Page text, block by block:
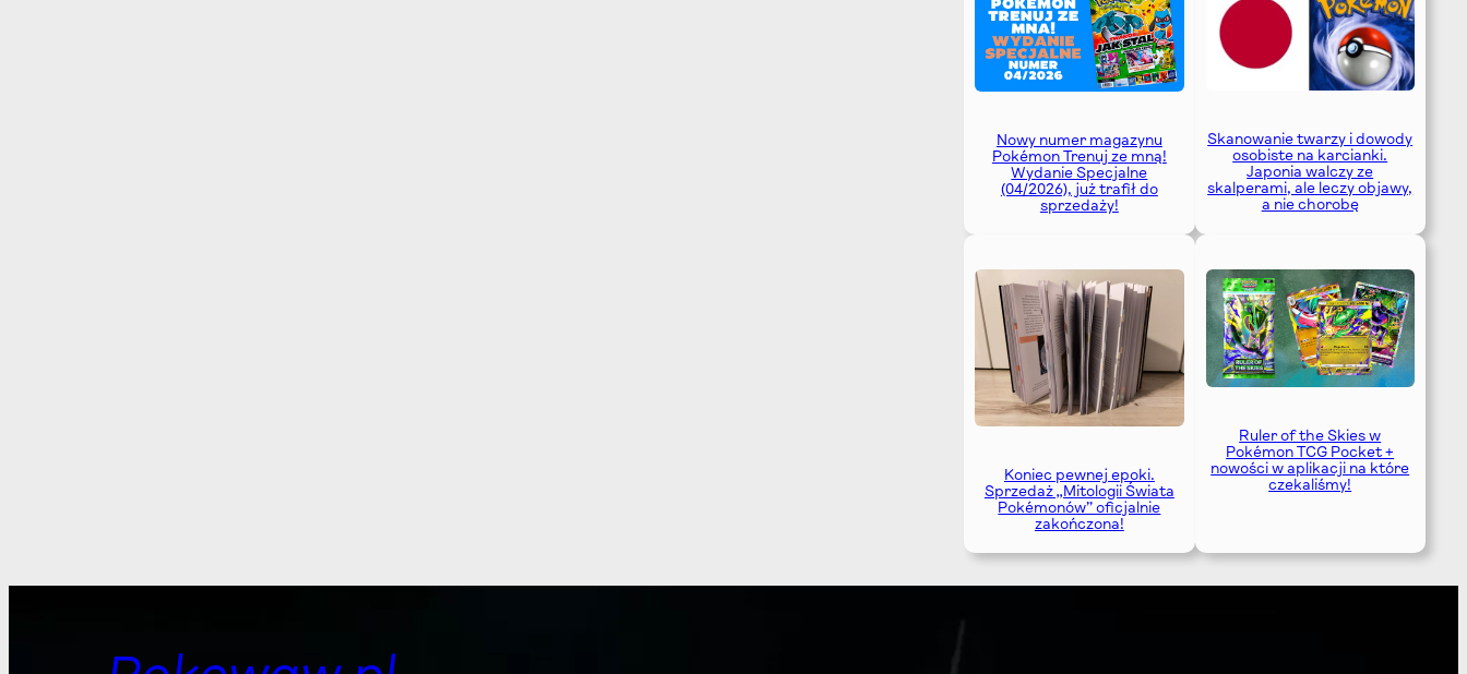
Nowy numer magazynu
Pokémon Trenuj ze mną!
Wydanie Specjalne
(04/2026), już trafił do
sprzedaży!
Skanowanie twarzy i dowody
osobiste na karcianki.
Japonia walczy ze
skalperami, ale leczy objawy,
a nie chorobę
Koniec pewnej epoki.
Sprzedaż „Mitologii Świata
Pokémonów” oficjalnie
zakończona!
Ruler of the Skies w
Pokémon TCG Pocket +
nowości w aplikacji na które
czekaliśmy!